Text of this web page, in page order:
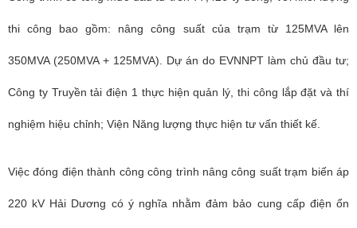
thi công bao gồm: nâng công suất của trạm từ 125MVA lên
350MVA (250MVA + 125MVA). Dự án do EVNNPT làm chủ đầu tư;
Công ty Truyền tải điện 1 thực hiện quản lý, thi công lắp đặt và thí
nghiệm hiệu chỉnh; Viện Năng lượng thực hiện tư vấn thiết kế.
Việc đóng điện thành công công trình nâng công suất trạm biến áp
220 kV Hải Dương có ý nghĩa nhằm đảm bảo cung cấp điện ổn